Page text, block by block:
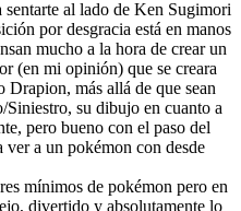
al lado de Ken Sugimori
por desgracia está en manos
mucho a la hora de crear un
(en mi opinión) que se creara
más allá de que sean
su dibujo en cuanto a
pero bueno con el paso del
ver a un pokémon con desde
mínimos de pokémon pero en
divertido y absolutamente lo